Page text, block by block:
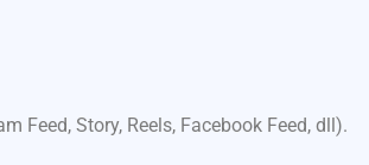
Feed, Story, Reels, Facebook Feed, dll).